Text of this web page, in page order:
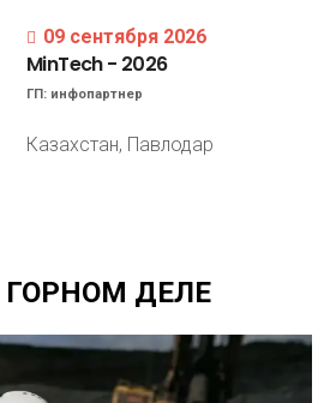
09 сентября 2026
MinTech- 2026
ГП: инфопартнер
Казахстан, Павлодар
ГОРНОМ ДЕЛЕ